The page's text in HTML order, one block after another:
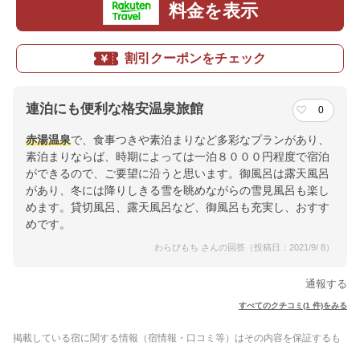
料金を表示
割引クーポンをチェック
連泊にも便利な格安温泉旅館 0
赤湯温泉で、食事つきや素泊まりなど多彩なプランがあり、
素泊まりならば、時期によっては一泊８０００円程度で宿泊
ができるので、ご要望に沿うと思います。御風呂は露天風呂
があり、冬には降りしきる雪を眺めながらの雪見風呂も楽し
めます。貸切風呂、露天風呂など、御風呂も充実し、おすす
めです。
わらびもち さんの回答（投稿日：2021/9/ 8）
通報する
すべてのクチコミ(1 件)をみる
掲載している宿に関する情報（宿情報・口コミ等）はその内容を保証するも